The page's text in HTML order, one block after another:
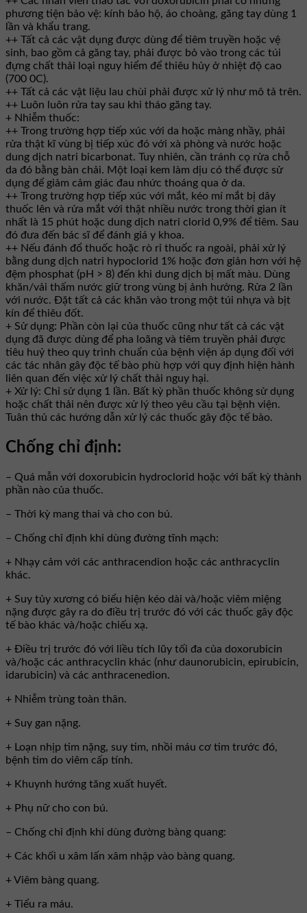
phương tiện bảo vệ: kính bảo hộ, áo choàng, găng tay dùng 1
lần và khẩu trang.
++ Tất cả các vật dụng được dùng để tiêm truyền hoặc vệ
sinh, bao gồm cả găng tay, phải được bỏ vào trong các túi
đựng chất thải loại nguy hiểm để thiêu hủy ở nhiệt độ cao
(700 0C).
++ Tất cả các vật liệu lau chùi phải được xử lý như mô tả trên.
++ Luôn luôn rửa tay sau khi tháo găng tay.
+ Nhiễm thuốc:
++ Trong trường hợp tiếp xúc với da hoặc màng nhầy, phải
rửa thật kĩ vùng bị tiếp xúc đó với xà phòng và nước hoặc
dung dịch natri bicarbonat. Tuy nhiên, cần tránh cọ rửa chỗ
da đó bằng bàn chải. Một loại kem làm dịu có thể được sử
dụng để giảm cảm giác đau nhức thoáng qua ở da.
++ Trong trường hợp tiếp xúc với mắt, kéo mí mắt bị dây
thuốc lên và rửa mắt với thật nhiều nước trong thời gian ít
nhất là 15 phút hoặc dung dịch natri clorid 0,9% để tiêm. Sau
đó đưa đến bác sĩ để đánh giá y khoa.
++ Nếu đánh đổ thuốc hoặc rò rỉ thuốc ra ngoài, phải xử lý
bằng dung dịch natri hypoclorid 1% hoặc đơn giản hơn với hệ
đệm phosphat (pH > 8) đến khi dung dịch bị mất màu. Dùng
khăn/vải thấm nước giữ trong vùng bị ảnh hưởng. Rửa 2 lần
với nước. Đặt tất cả các khăn vào trong một túi nhựa và bịt
kín để thiêu đốt.
+ Sử dụng: Phần còn lại của thuốc cũng như tất cả các vật
dụng đã được dùng để pha loãng và tiêm truyền phải được
tiêu huỷ theo quy trình chuẩn của bệnh viện áp dụng đối với
các tác nhân gây độc tế bào phù hợp với quy định hiện hành
liên quan đến việc xử lý chất thải nguy hại.
+ Xử lý: Chỉ sử dụng 1 lần. Bất kỳ phần thuốc không sử dụng
hoặc chất thải nên được xử lý theo yêu cầu tại bệnh viện.
Tuân thủ các hướng dẫn xử lý các thuốc gây độc tế bào.
Chống chỉ định:
– Quá mẫn với doxorubicin hydroclorid hoặc với bất kỳ thành
phần nào của thuốc.
– Thời kỳ mang thai và cho con bú.
– Chống chỉ định khi dùng đường tĩnh mạch:
+ Nhạy cảm với các anthracendion hoặc các anthracyclin
khác.
+ Suy tủy xương có biểu hiện kéo dài và/hoặc viêm miệng
nặng được gây ra do điều trị trước đó với các thuốc gây độc
tế bào khác và/hoặc chiếu xạ.
+ Điều trị trước đó với liều tích lũy tối đa của doxorubicin
và/hoặc các anthracyclin khác (như daunorubicin, epirubicin,
idarubicin) và các anthracenedion.
+ Nhiễm trùng toàn thân.
+ Suy gan nặng.
+ Loạn nhịp tim nặng, suy tim, nhồi máu cơ tim trước đó,
bệnh tim do viêm cấp tính.
+ Khuynh hướng tăng xuất huyết.
+ Phụ nữ cho con bú.
– Chống chỉ định khi dùng đường bàng quang:
+ Các khối u xâm lấn xâm nhập vào bàng quang.
+ Viêm bàng quang.
+ Tiểu ra máu.